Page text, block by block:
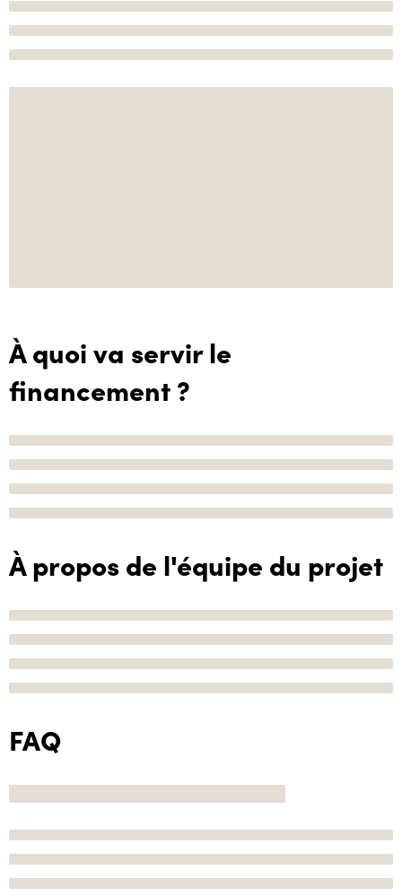
À quoi va servir le
financement ?
À propos de l'équipe du projet
FAQ